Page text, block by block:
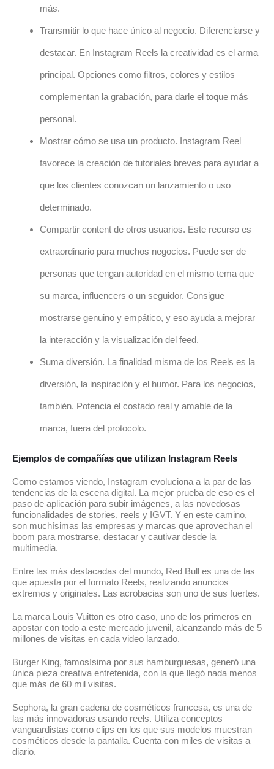
más.
Transmitir lo que hace único al negocio. Diferenciarse y
destacar. En Instagram Reels la creatividad es el arma
principal. Opciones como filtros, colores y estilos
complementan la grabación, para darle el toque más
personal.
Mostrar cómo se usa un producto. Instagram Reel
favorece la creación de tutoriales breves para ayudar a
que los clientes conozcan un lanzamiento o uso
determinado.
Compartir content de otros usuarios. Este recurso es
extraordinario para muchos negocios. Puede ser de
personas que tengan autoridad en el mismo tema que
su marca, influencers o un seguidor. Consigue
mostrarse genuino y empático, y eso ayuda a mejorar
la interacción y la visualización del feed.
Suma diversión. La finalidad misma de los Reels es la
diversión, la inspiración y el humor. Para los negocios,
también. Potencia el costado real y amable de la
marca, fuera del protocolo.
Ejemplos de compañías que utilizan Instagram Reels
Como estamos viendo, Instagram evoluciona a la par de las
tendencias de la escena digital. La mejor prueba de eso es el
paso de aplicación para subir imágenes, a las novedosas
funcionalidades de stories, reels y IGVT. Y en este camino,
son muchísimas las empresas y marcas que aprovechan el
boom para mostrarse, destacar y cautivar desde la
multimedia.
Entre las más destacadas del mundo, Red Bull es una de las
que apuesta por el formato Reels, realizando anuncios
extremos y originales. Las acrobacias son uno de sus fuertes.
La marca Louis Vuitton es otro caso, uno de los primeros en
apostar con todo a este mercado juvenil, alcanzando más de 5
millones de visitas en cada video lanzado.
Burger King, famosísima por sus hamburguesas, generó una
única pieza creativa entretenida, con la que llegó nada menos
que más de 60 mil visitas.
Sephora, la gran cadena de cosméticos francesa, es una de
las más innovadoras usando reels. Utiliza conceptos
vanguardistas como clips en los que sus modelos muestran
cosméticos desde la pantalla. Cuenta con miles de visitas a
diario.